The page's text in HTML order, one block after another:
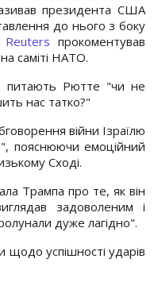
президента США
до нього з боку
Reuters прокоментував
саміті НАТО.
питають Рютте "чи не
нас татко?"
війни Ізраїлю
пояснюючи емоційний
Сході.
Трампа про те, як він
задоволеним і
дуже лагідно".
щодо успішності ударів